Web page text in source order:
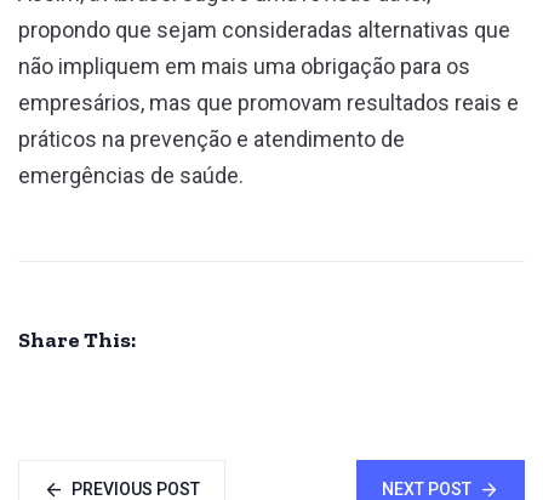
propondo que sejam consideradas alternativas que
não impliquem em mais uma obrigação para os
empresários, mas que promovam resultados reais e
práticos na prevenção e atendimento de
emergências de saúde.
Share This:
PREVIOUS POST NEXT POST